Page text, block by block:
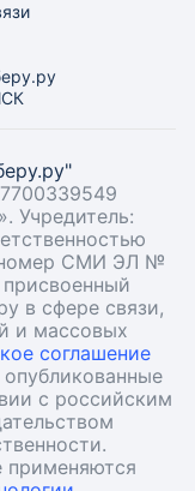
Учредитель:
номер СМИ ЭЛ №
в сфере связи,
и массовых
соглашение
с российским